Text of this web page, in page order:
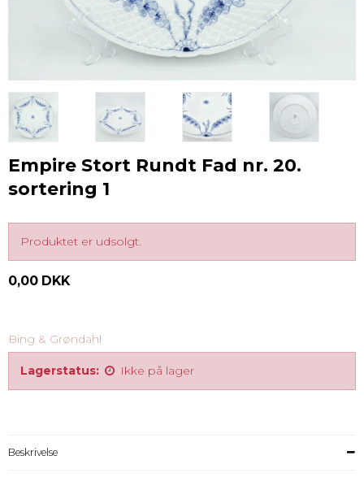
Empire Stort Rundt Fad nr. 20.
sortering 1
Produktet er udsolgt.
0,00 DKK
Bing & Grøndahl
Lagerstatus: Ikke på lager
Beskrivelse